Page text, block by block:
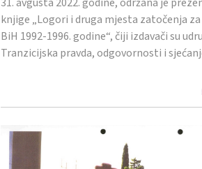
knjige „Logori i druga mjesta zatočenja
BiH 1992-1996. godine“, čiji izdavači su
Tranzicijska pravda, odgovornosti i